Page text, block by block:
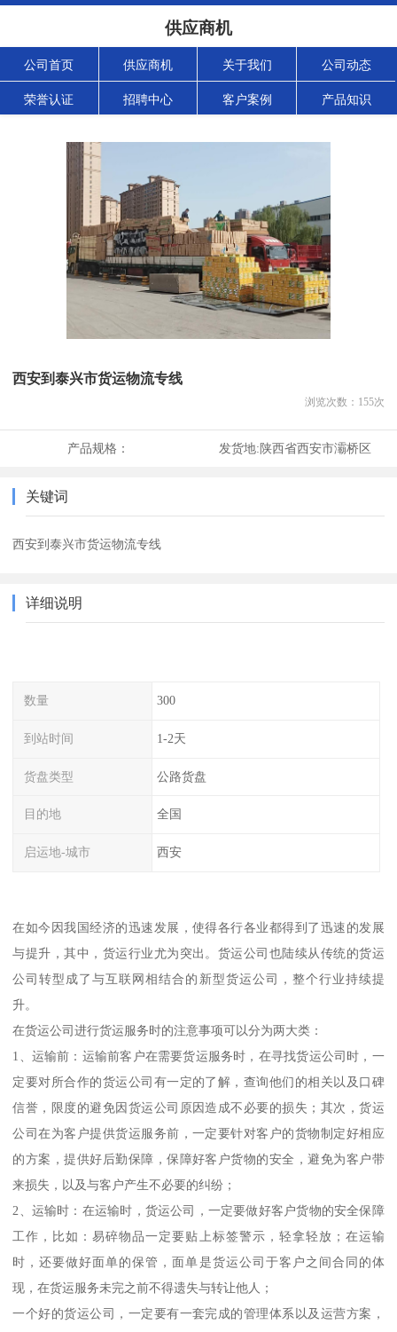
供应商机
公司首页 供应商机 关于我们 公司动态
荣誉认证 招聘中心 客户案例 产品知识
西安到泰兴市货运物流专线
浏览次数： 155次
产品规格： 发货地:陕西省西安市灞桥区
关键词
西安到泰兴市货运物流专线
详细说明
数量 300
到站时间 1-2天
货盘类型 公路货盘
目的地 全国
启运地-城市 西安
在如今因我国经济的迅速发展，使得各行各业都得到了迅速的发展
与提升，其中，货运行业尤为突出。货运公司也陆续从传统的货运
公司转型成了与互联网相结合的新型货运公司，整个行业持续提
升。
在货运公司进行货运服务时的注意事项可以分为两大类：
1、运输前：运输前客户在需要货运服务时，在寻找货运公司时，一
定要对所合作的货运公司有一定的了解，查询他们的相关以及口碑
信誉，限度的避免因货运公司原因造成不必要的损失；其次，货运
公司在为客户提供货运服务前，一定要针对客户的货物制定好相应
的方案，提供好后勤保障，保障好客户货物的安全，避免为客户带
来损失，以及与客户产生不必要的纠纷；
2、运输时：在运输时，货运公司，一定要做好客户货物的安全保障
工作，比如：易碎物品一定要贴上标签警示，轻拿轻放；在运输
时，还要做好面单的保管，面单是货运公司于客户之间合同的体
现，在货运服务未完之前不得遗失与转让他人；
一个好的货运公司，一定要有一套完成的管理体系以及运营方案，